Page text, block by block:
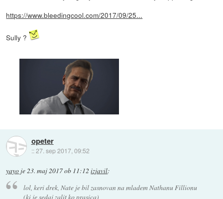
https://www.bleedingcool.com/2017/09/25...
Sully ?
opeter
::27. sep 2017, 09:52
yayo je23. maj 2017 ob 11:12 izjavil:
lol, keri drek, Nate je bil zasnovan na mladem Nathanu Fillionu
(ki je sedaj zalit ko prasica)